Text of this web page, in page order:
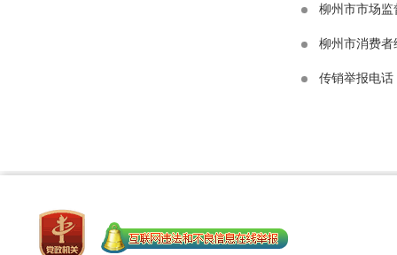
柳州市市场
柳州市消费
传销举报电话